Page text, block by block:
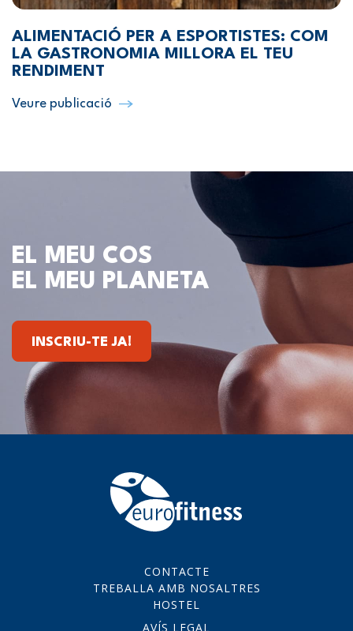
ALIMENTACIÓ PER A ESPORTISTES: COM
LA GASTRONOMIA MILLORA EL TEU
RENDIMENT
Veure publicació
EL MEU COS
EL MEU PLANETA
INSCRIU-TE JA!
CONTACTE
TREBALLA AMB NOSALTRES
HOSTEL
AVÍS LEGAL